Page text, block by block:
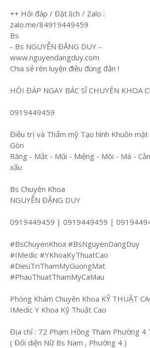
++ Hỏi đáp / Đặt lịch / Zalo :
zalo.me/84919449459
Bs
- Bs NGUYỄN ĐẶNG DUY -
www.nguyendangduy.com
Chia sẻ rèn luyện điều đúng đắn !
HỎI ĐÁP NGAY BÁC SĨ CHUYÊN KHOA
0919449459
Điều trị và Thẩm mỹ Tạo hình Khuôn mặt
Gòn
Răng - Mắt - Mũi - Miệng - Môi - Má -
xấu
Bs Chuyên Khoa
NGUYỄN ĐẶNG DUY
0919449459 | 0919449459 |
#BsChuyenKhoa #BsNguyenDangDuy
#IMedic #YKhoaKyThuatCao
#DieuTriThamMyGuongMat
#PhauThuatThamMyCaMau
Phòng Khám Chuyên Khoa KỸ THUẬT
IMedic Y Khoa Kỹ Thuật Cao
Địa chỉ : 72 Phạm Hồng Thám Phường 4
( Đối diện Nữ Bs Nam , Phường 4 )